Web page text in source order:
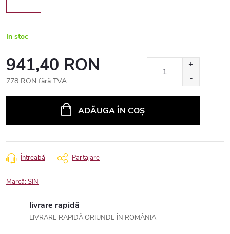
In stoc
941,40 RON
778 RON fără TVA
ADĂUGA ÎN COŞ
Întreabă Partajare
Marcă:SIN
livrare rapidă
LIVRARE RAPIDĂ ORIUNDE ÎN ROMÂNIA